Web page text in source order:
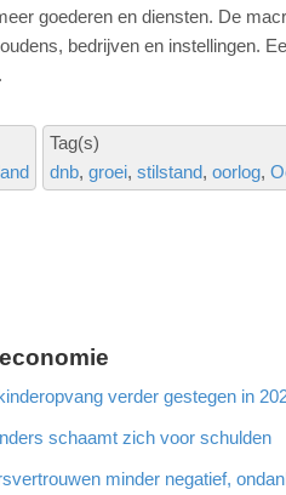
goederen en diensten. De
bedrijven en instellingen.
Tag(s)
dnb groei stilstand oorlog
verder gestegen in
schaamt zich voor schulden
minder negatief,